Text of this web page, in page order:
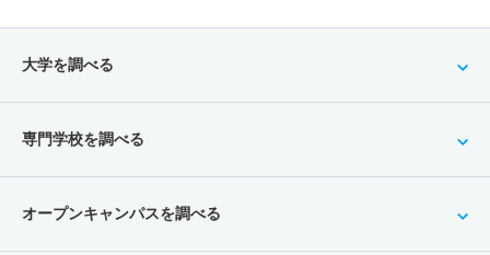
大学を調べる
専門学校を調べる
オープンキャンパスを調べる